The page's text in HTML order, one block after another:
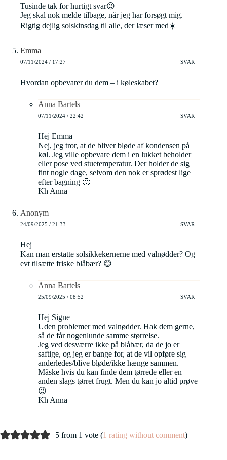
Tusinde tak for hurtigt svar😉
Jeg skal nok melde tilbage, når jeg har forsøgt mig.
Rigtig dejlig solskinsdag til alle, der læser med☀️
Emma
07/11/2024 / 17:27 SVAR
Hvordan opbevarer du dem – i køleskabet?
Anna Bartels
07/11/2024 / 22:42 SVAR
Hej Emma
Nej, jeg tror, at de bliver bløde af kondensen på
køl. Jeg ville opbevare dem i en lukket beholder
eller pose ved stuetemperatur. Der holder de sig
fint nogle dage, selvom den nok er sprødest lige
efter bagning 🙂
Kh Anna
Anonym
24/09/2025 / 21:33 SVAR
Hej
Kan man erstatte solsikkekernerne med valnødder? Og
evt tilsætte friske blåbær? 😊
Anna Bartels
25/09/2025 / 08:52 SVAR
Hej Signe
Uden problemer med valnødder. Hak dem gerne,
så de får nogenlunde samme størrelse.
Jeg ved desværre ikke på blåbær, da de jo er
saftige, og jeg er bange for, at de vil opføre sig
anderledes/blive bløde/ikke hænge sammen.
Måske hvis du kan finde dem tørrede eller en
anden slags tørret frugt. Men du kan jo altid prøve
😉
Kh Anna
5 from 1 vote (1 rating without comment)